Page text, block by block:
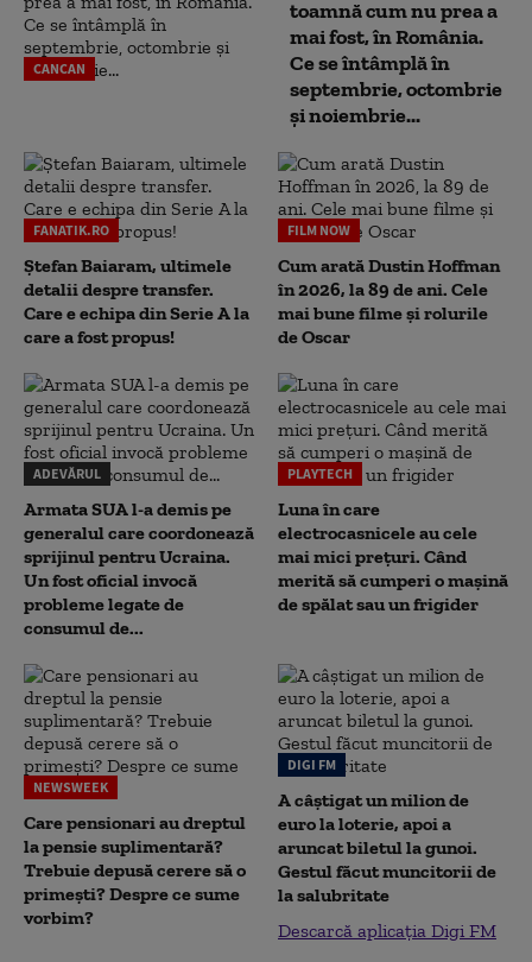
CANCAN
toamnă cum nu prea a
mai fost, în România.
Ce se întâmplă în
septembrie, octombrie
și noiembrie...
FANATIK.RO
Ștefan Baiaram, ultimele
detalii despre transfer.
Care e echipa din Serie A la
care a fost propus!
FILM NOW
Cum arată Dustin Hoffman
în 2026, la 89 de ani. Cele
mai bune filme și rolurile
de Oscar
ADEVĂRUL
Armata SUA l-a demis pe
generalul care coordonează
sprijinul pentru Ucraina.
Un fost oficial invocă
probleme legate de
consumul de...
PLAYTECH
Luna în care
electrocasnicele au cele
mai mici prețuri. Când
merită să cumperi o mașină
de spălat sau un frigider
NEWSWEEK
Care pensionari au dreptul
la pensie suplimentară?
Trebuie depusă cerere să o
primești? Despre ce sume
vorbim?
DIGI FM
A câștigat un milion de
euro la loterie, apoi a
aruncat biletul la gunoi.
Gestul făcut muncitorii de
la salubritate
Descarcă aplicația Digi FM